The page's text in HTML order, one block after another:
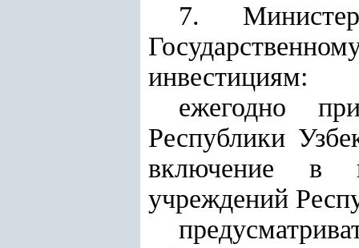
7.
инвестициям:
ежегодно
Республики
включение в
учреждений